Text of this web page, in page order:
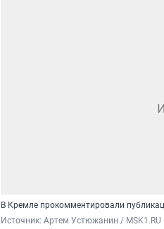
В Кремле прокомментировали
Источник: Артем Устюжанин / MSK1.RU